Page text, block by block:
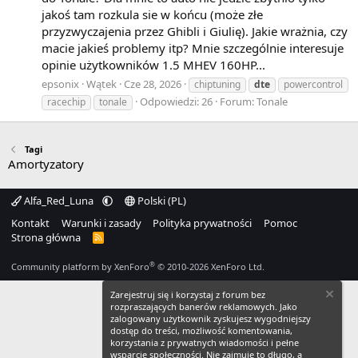
dodatkowe urządzenia pełniące rolę wtórnych
konwerterów informacji, nazywanych DCE.
View More On Wikipedia.org
jakoś tam rozkula sie w końcu (może złe
przyzwyczajenia przez Ghibli i Giulię). Jakie wrażnia, czy
macie jakieś problemy itp? Mnie szczególnie interesuje
opinie użytkowników 1.5 MHEV 160HP...
epsonix Wątek Cze 28, 2026 chiptuning dte
powercontrol
racechip
tonale Odpowiedzi: 26 Forum:Tonale
Tagi
Amortyzatory
Alfa_Red_Luna
Polski (PL)
Kontakt
Warunki i zasady Polityka prywatności
Pomoc
Strona główna
R
Community platform by XenForo® © 2010-2026 XenForo Ltd.
Zarejestruj się i korzystaj z forum bez
rozpraszających banerów reklamowych. Jako
zalogowany użytkownik zyskujesz wygodniejszy
dostęp do treści, możliwość komentowania,
korzystania z prywatnych wiadomości i pełne
wsparcie społeczności. Nie zajmuje to długo, a